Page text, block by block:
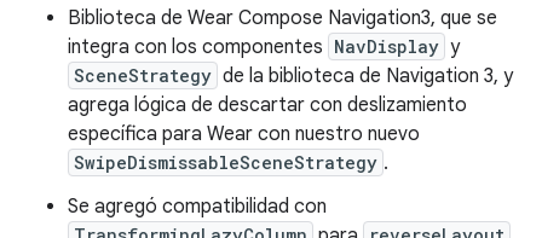
Biblioteca de Wear Compose Navigation3, que se
integra con los componentes NavDisplay y
SceneStrategy de la biblioteca de Navigation 3, y
agrega lógica de descartar con deslizamiento
específica para Wear con nuestro nuevo
SwipeDismissableSceneStrategy .
Se agregó compatibilidad con